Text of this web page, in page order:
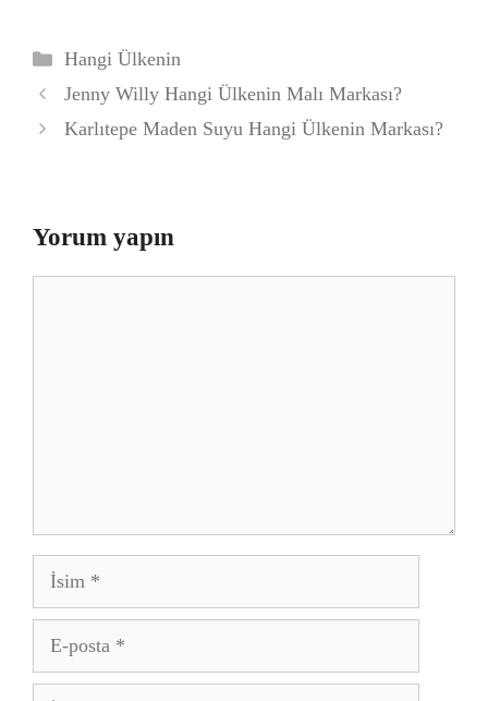
Kategoriler
Hangi Ülkenin
Jenny Willy Hangi Ülkenin Malı Markası?
Karlıtepe Maden Suyu Hangi Ülkenin Markası?
Yorum yapın
İsim
posta